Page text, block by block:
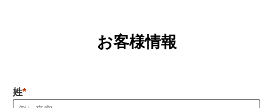
お客様情報
姓